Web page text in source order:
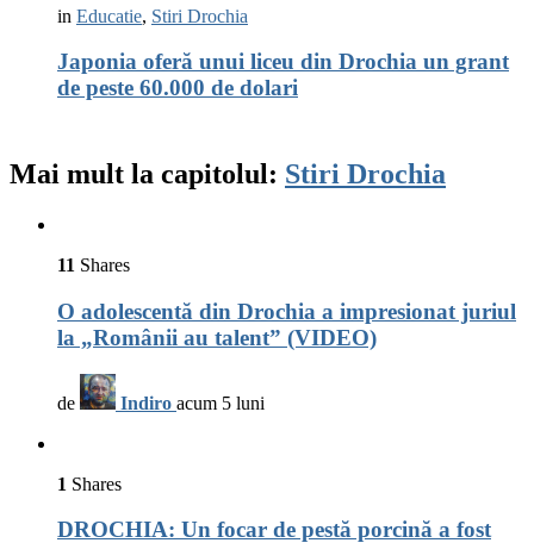
in Educatie, Stiri Drochia
Japonia oferă unui liceu din Drochia un grant
de peste 60.000 de dolari
Mai mult la capitolul: Stiri Drochia
11 Shares
O adolescentă din Drochia a impresionat juriul
la „Românii au talent” (VIDEO)
de Indiro acum 5 luni
1 Shares
DROCHIA: Un focar de pestă porcină a fost